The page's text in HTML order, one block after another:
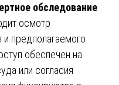
обследование
осмотр
предполагаемого
обеспечен на
или согласия